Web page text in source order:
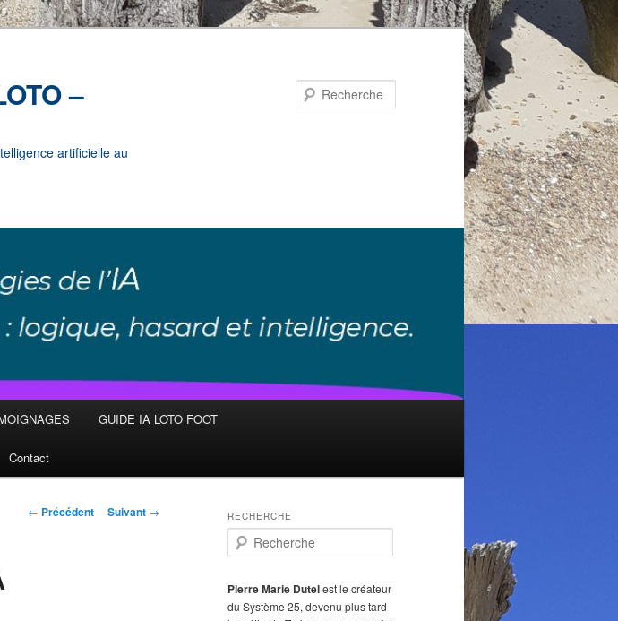
–
artificielle au
GUIDE IA LOTO FOOT
Contact
Navigation
← Précédent Suivant → RECHERCHE
e
h
e
Pierre Marie Dutelest le créateur
du Système 25, devenu plus tard